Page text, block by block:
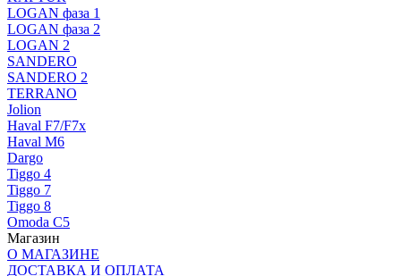
LOGAN фаза 1
LOGAN фаза 2
LOGAN 2
SANDERO
SANDERO 2
TERRANO
Jolion
Haval F7/F7x
Haval M6
Dargo
Tiggo 4
Tiggo 7
Tiggo 8
Omoda C5
Магазин
О МАГАЗИНЕ
ДОСТАВКА И ОПЛАТА